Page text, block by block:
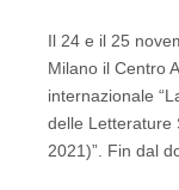
Il 24 e il 25
Milano il Centro
internazionale
delle Letterature
2021)”. Fin dal